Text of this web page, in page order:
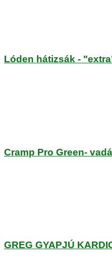
Lóden hátizsák -
Cramp Pro Green-
GREG GYAPJÚ